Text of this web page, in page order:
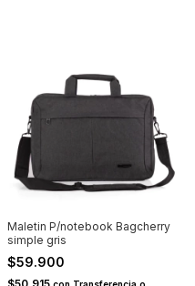
Maletin P/notebook Bagcherry
simple gris
$59.900